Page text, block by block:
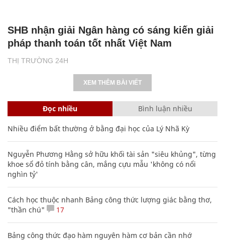
THỊ TRƯỜNG 24H
SHB nhận giải Ngân hàng có sáng kiến giải
pháp thanh toán tốt nhất Việt Nam
XEM THÊM BÀI VIẾT
Đọc nhiều Bình luận nhiều
Nhiều điểm bất thường ở bằng đại học của Lý Nhã Kỳ
Nguyễn Phương Hằng sở hữu khối tài sản "siêu khủng", từng
khoe sổ đỏ tính bằng cân, mắng cựu mẫu 'không có nổi
nghìn tỷ'
Cách học thuộc nhanh Bảng công thức lượng giác bằng thơ,
"thần chú"
17
Bảng công thức đạo hàm nguyên hàm cơ bản cần nhớ